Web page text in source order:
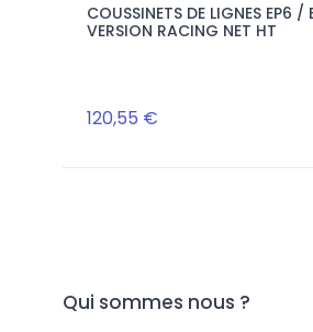
COUSSINETS DE LIGNES EP6 /
VERSION RACING NET HT
120,55 €
Qui sommes nous ?